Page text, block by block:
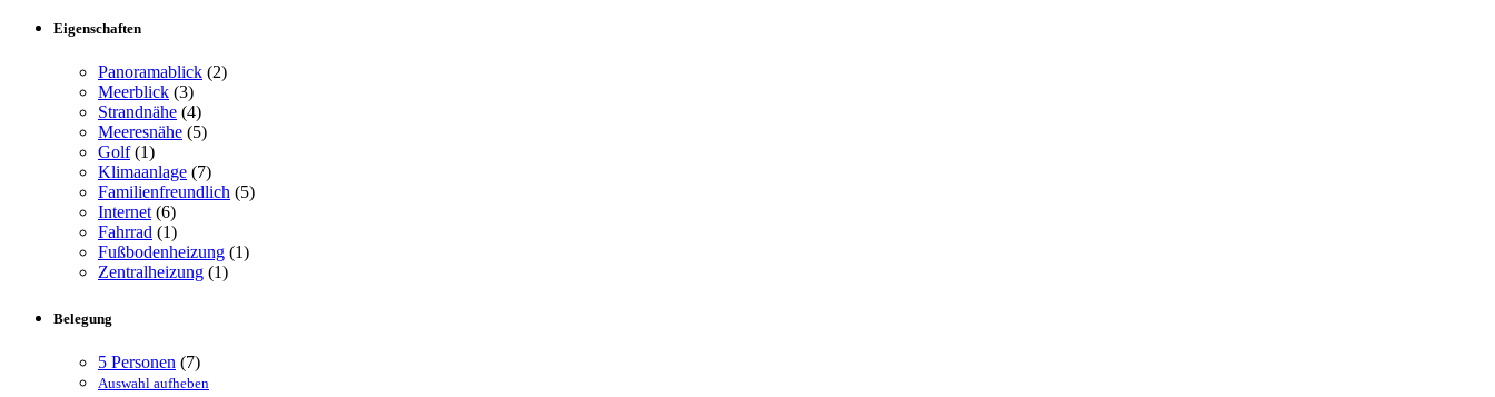
Eigenschaften
Panoramablick (2)
Meerblick (3)
Strandnähe (4)
Meeresnähe (5)
Golf(1)
Klimaanlage (7)
Familienfreundlich (5)
Internet(6)
Fahrrad (1)
Fußbodenheizung (1)
Zentralheizung (1)
Belegung
5 Personen (7)
Auswahl aufheben